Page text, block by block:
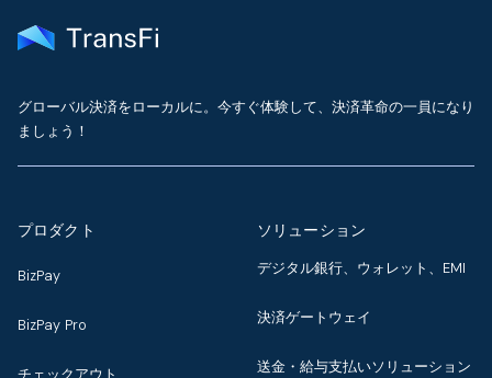
グローバル決済をローカルに。今すぐ体験して、決済革命の一員になり
ましょう！
プロダクト
BizPay
BizPay Pro
チェックアウト
ソリューション
デジタル銀行、ウォレット、EMI
決済ゲートウェイ
送金・給与支払いソリューション